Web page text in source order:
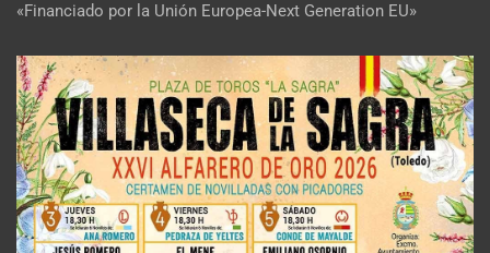
«Financiado por la Unión Europea-Next Generation EU»